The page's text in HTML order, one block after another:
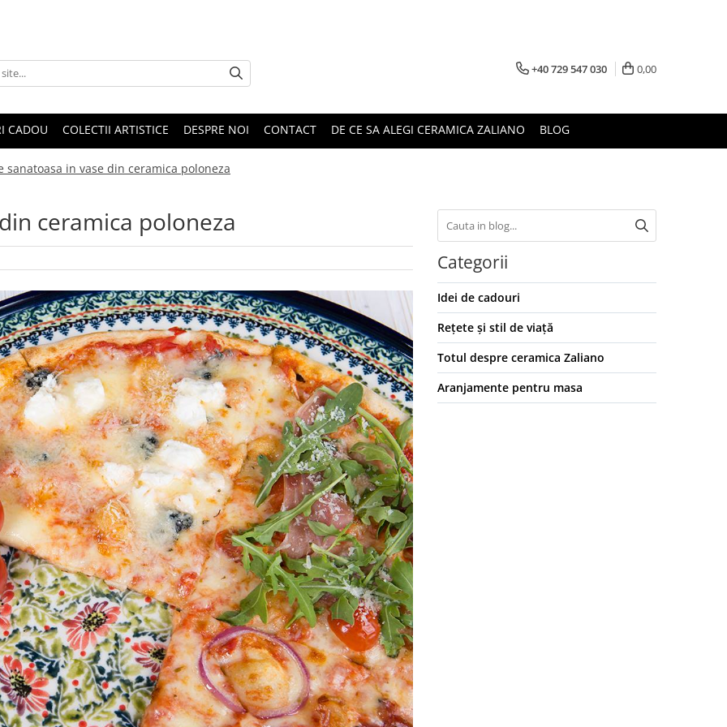
+40 729 547 030 0,00
CADOU COLECTII ARTISTICE DESPRE NOI CONTACT DE CE SA ALEGI CERAMICA ZALIANO BLOG
sanatoasa in vase din ceramica poloneza
ceramica poloneza
Categorii
Idei de cadouri
Rețete și stil de viață
Totul despre ceramica Zaliano
Aranjamente pentru masa